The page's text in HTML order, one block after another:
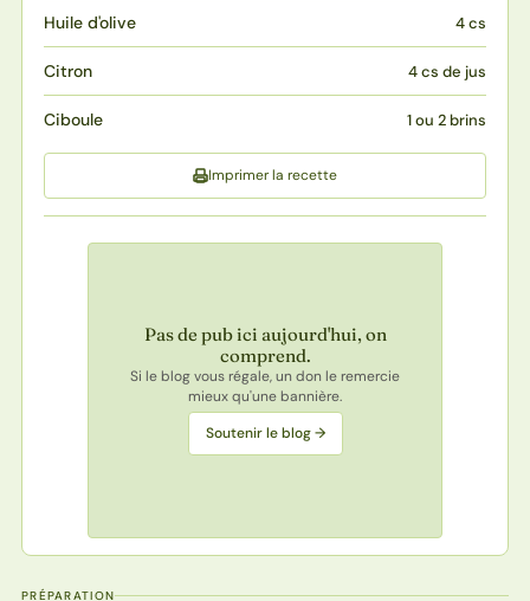
Huile d'olive 4 cs
Citron 4 cs de jus
Ciboule 1 ou 2 brins
Imprimer la recette
Pas de pub ici aujourd'hui, on
comprend.
Si le blog vous régale, un don le remercie
mieux qu'une bannière.
Soutenir le blog →
PRÉPARATION